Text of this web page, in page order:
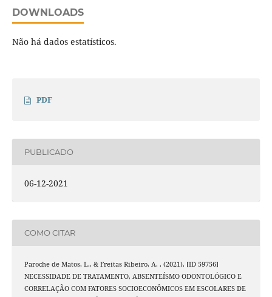
DOWNLOADS
Não há dados estatísticos.
PDF
PUBLICADO
06-12-2021
COMO CITAR
Paroche de Matos, L., & Freitas Ribeiro, A. . (2021). [ID 59756]
NECESSIDADE DE TRATAMENTO, ABSENTEÍSMO ODONTOLÓGICO E
CORRELAÇÃO COM FATORES SOCIOECONÔMICOS EM ESCOLARES DE